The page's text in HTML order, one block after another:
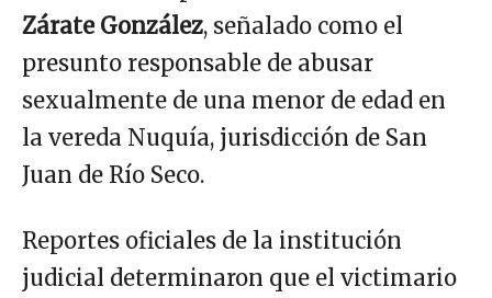
Zárate González, señalado como el
presunto responsable de abusar
sexualmente de una menor de edad en
la vereda Nuquía, jurisdicción de San
Juan de Río Seco.
Reportes oficiales de la institución
judicial determinaron que el victimario